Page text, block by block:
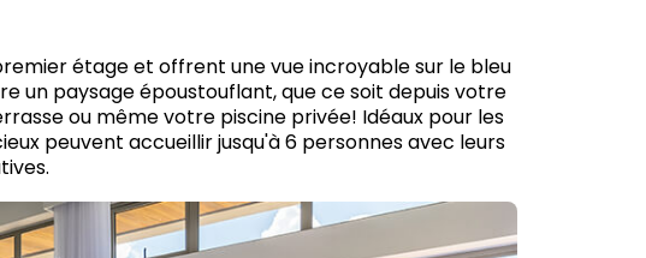
étage et offrent une vue incroyable sur le bleu
un paysage époustouflant, que ce soit depuis votre
ou même votre piscine privée! Idéaux pour les
peuvent accueillir jusqu'à 6 personnes avec leurs